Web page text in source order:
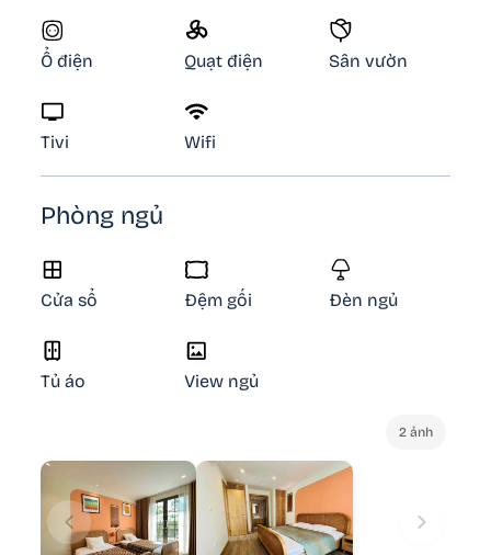
Ổ điện Quạt điện Sân vườn
Tivi Wifi
Phòng ngủ
Cửa sổ Đệm gối Đèn ngủ
Tủ áo View ngủ
2 ảnh